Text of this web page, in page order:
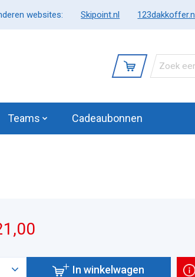
websites: Skipoint.nl 123dakkoffer.nl
Teams Cadeaubonnen
In winkelwagen